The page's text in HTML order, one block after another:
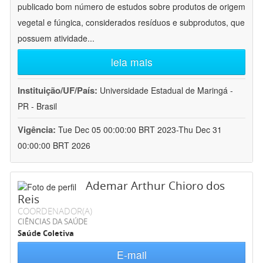
publicado bom número de estudos sobre produtos de origem
vegetal e fúngica, considerados resíduos e subprodutos, que
possuem atividade...
leia mais
Instituição/UF/País: Universidade Estadual de Maringá -
PR - Brasil
Vigência: Tue Dec 05 00:00:00 BRT 2023-Thu Dec 31
00:00:00 BRT 2026
Ademar Arthur Chioro dos
Reis
COORDENADOR(A)
CIÊNCIAS DA SAÚDE
Saúde Coletiva
E-mail